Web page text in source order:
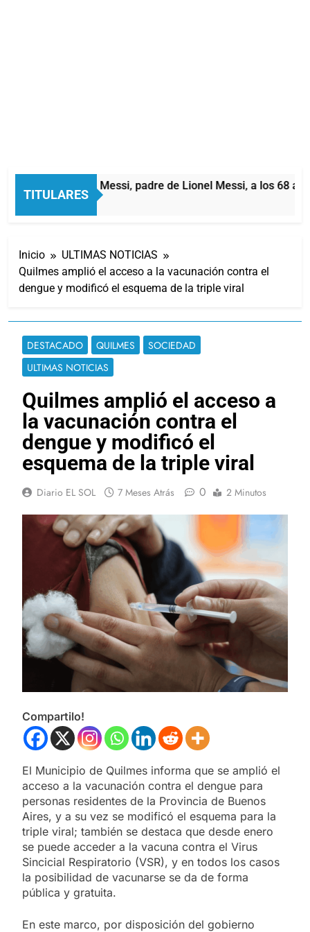
TITULARES
Murió Jorge Messi, padre de Lionel Messi, a los 68 años
3 Horas Atrás
Inicio
ULTIMAS NOTICIAS
Quilmes amplió el acceso a la vacunación contra el
dengue y modificó el esquema de la triple viral
DESTACADO QUILMES
SOCIEDAD
ULTIMAS NOTICIAS
Quilmes amplió el acceso a
la vacunación contra el
dengue y modificó el
esquema de la triple viral
Diario EL SOL 7 Meses Atrás 0 2 Minutos
Compartilo!
El Municipio de Quilmes informa que se amplió el
acceso a la vacunación contra el dengue para
personas residentes de la Provincia de Buenos
Aires, y a su vez se modificó el esquema para la
triple viral; también se destaca que desde enero
se puede acceder a la vacuna contra el Virus
Sincicial Respiratorio (VSR), y en todos los casos
la posibilidad de vacunarse se da de forma
pública y gratuita.
En este marco, por disposición del gobierno